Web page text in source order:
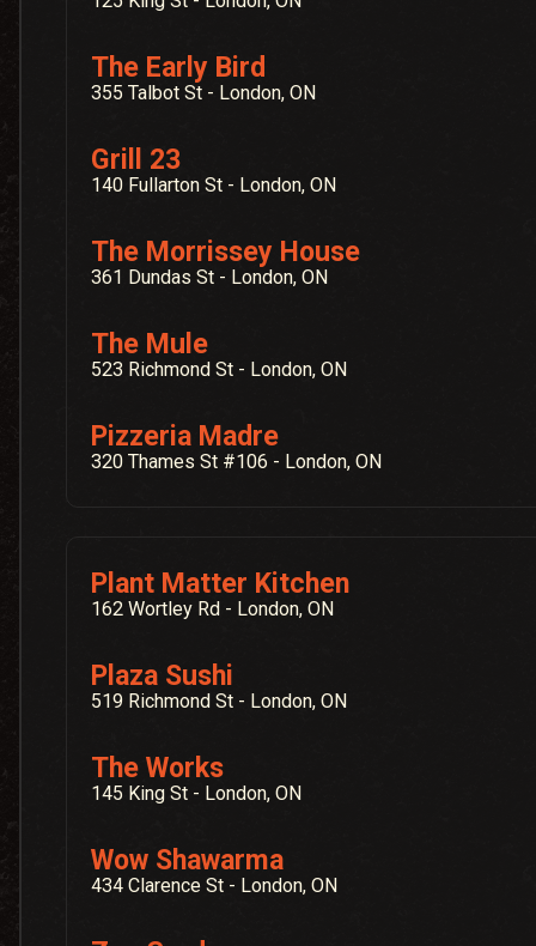
The Early Bird
355 Talbot St - London, ON
Grill 23
140 Fullarton St - London, ON
The Morrissey House
361 Dundas St - London, ON
The Mule
523 Richmond St - London, ON
Pizzeria Madre
320 Thames St #106 - London, ON
Plant Matter Kitchen
162 Wortley Rd - London, ON
Plaza Sushi
519 Richmond St - London, ON
The Works
145 King St - London, ON
Wow Shawarma
434 Clarence St - London, ON